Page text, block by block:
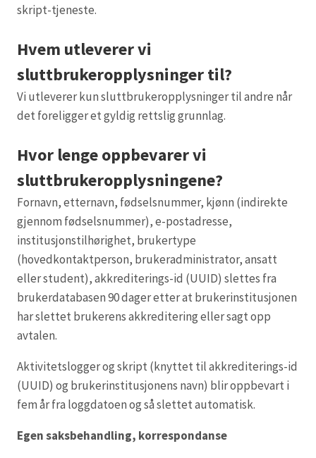
skript-tjeneste.
Hvem utleverer vi
sluttbrukeropplysninger til?
Vi utleverer kun sluttbrukeropplysninger til andre når
det foreligger et gyldig rettslig grunnlag.
Hvor lenge oppbevarer vi
sluttbrukeropplysningene?
Fornavn, etternavn, fødselsnummer, kjønn (indirekte
gjennom fødselsnummer), e-postadresse,
institusjonstilhørighet, brukertype
(hovedkontaktperson, brukeradministrator, ansatt
eller student), akkrediterings-id (UUID) slettes fra
brukerdatabasen 90 dager etter at brukerinstitusjonen
har slettet brukerens akkreditering eller sagt opp
avtalen.
Aktivitetslogger og skript (knyttet til akkrediterings-id
(UUID) og brukerinstitusjonens navn) blir oppbevart i
fem år fra loggdatoen og så slettet automatisk.
Egen saksbehandling, korrespondanse